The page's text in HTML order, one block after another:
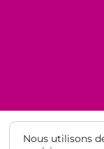
Nous utilisons